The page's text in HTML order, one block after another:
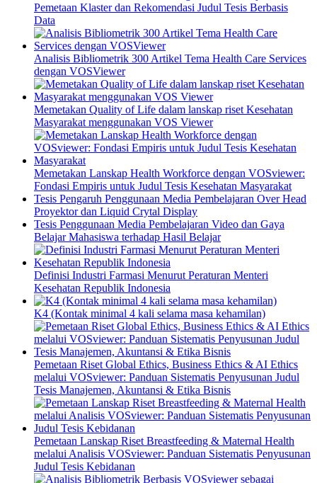
Pemetaan Klaster dan Rekomendasi Judul Tesis Berbasis
Data
Analisis Bibliometrik 300 Artikel Tema Health Care Services
dengan VOSViewer
Memetakan Quality of Life dalam lanskap riset Kesehatan
Masyarakat menggunakan VOS Viewer
Memetakan Lanskap Health Workforce dengan VOSviewer:
Fondasi Empiris untuk Judul Tesis Kesehatan Masyarakat
Tesis Pengaruh Penggunaan Media Pembelajaran Over Head
Proyektor dan Liquid Crytal Display
Tesis Penggunaan Media Pembelajaran Video dan Gaya
Belajar Mahasiswa terhadap Hasil Belajar
Definisi Industri Farmasi Menurut Peraturan Menteri
Kesehatan Republik Indonesia
K4 (Kontak minimal 4 kali selama masa kehamilan)
Pemetaan Riset Global Ethics, Business Ethics & AI Ethics
melalui VOSviewer: Panduan Sistematis Penyusunan Judul
Tesis Manajemen, Akuntansi & Etika Bisnis
Pemetaan Lanskap Riset Breastfeeding & Maternal Health
melalui Analisis VOSviewer: Panduan Sistematis Penyusunan
Judul Tesis Kebidanan